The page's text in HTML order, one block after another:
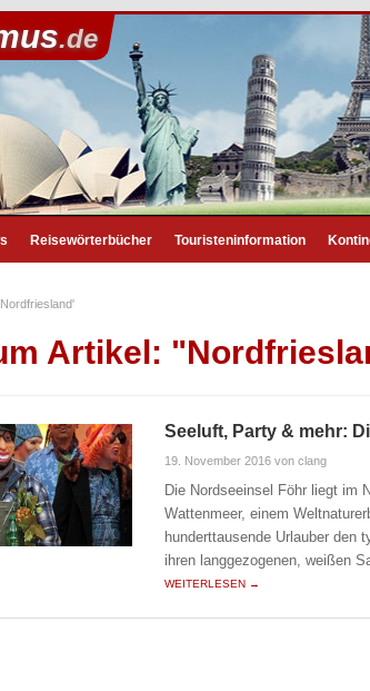
.de
Reisewörterbücher Touristeninformation
Artikel:
Seeluft, Party & mehr:
19. November 2016 von clang
Die Nordseeinsel Föhr liegt im
Wattenmeer, einem
hunderttausende Urlauber den
ihren langgezogenen, weißen
WEITERLESEN →